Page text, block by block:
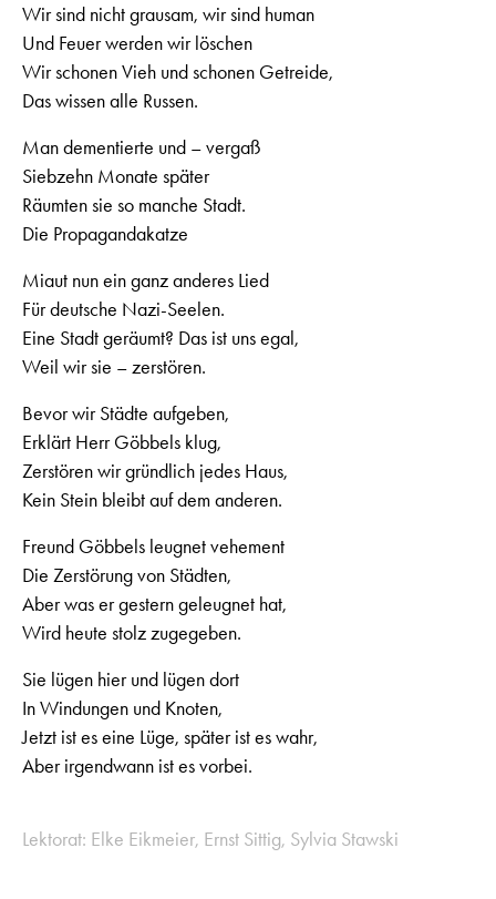
Wir sind nicht grausam, wir sind human
Und Feuer werden wir löschen
Wir schonen Vieh und schonen Getreide,
Das wissen alle Russen.
Man dementierte und – vergaß
Siebzehn Monate später
Räumten sie so manche Stadt.
Die Propagandakatze
Miaut nun ein ganz anderes Lied
Für deutsche Nazi-Seelen.
Eine Stadt geräumt? Das ist uns egal,
Weil wir sie – zerstören.
Bevor wir Städte aufgeben,
Erklärt Herr Göbbels klug,
Zerstören wir gründlich jedes Haus,
Kein Stein bleibt auf dem anderen.
Freund Göbbels leugnet vehement
Die Zerstörung von Städten,
Aber was er gestern geleugnet hat,
Wird heute stolz zugegeben.
Sie lügen hier und lügen dort
In Windungen und Knoten,
Jetzt ist es eine Lüge, später ist es wahr,
Aber irgendwann ist es vorbei.
Lektorat: Elke Eikmeier, Ernst Sittig, Sylvia Stawski